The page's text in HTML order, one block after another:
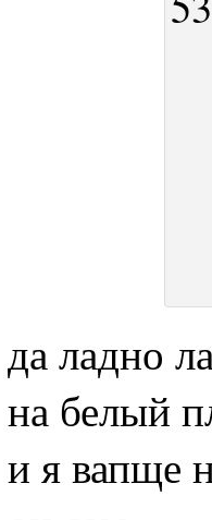
да ладно
на белый
и я вапще